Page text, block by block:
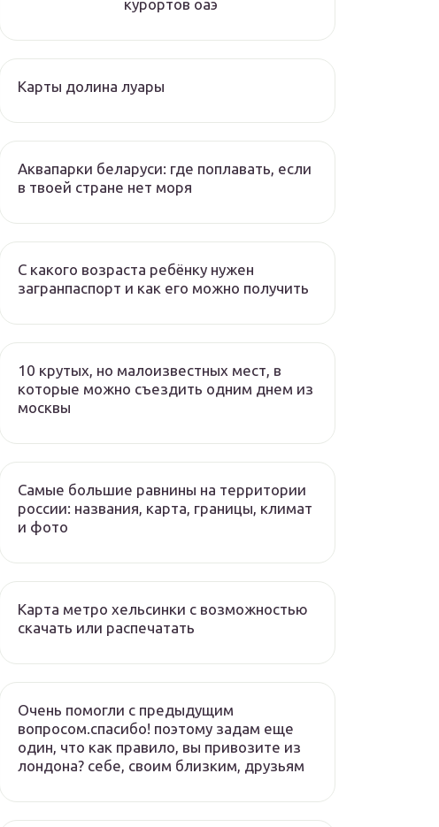
курортов оаэ
Карты долина луары
Аквапарки беларуси: где поплавать, если
в твоей стране нет моря
С какого возраста ребёнку нужен
загранпаспорт и как его можно получить
10 крутых, но малоизвестных мест, в
которые можно съездить одним днем из
москвы
Самые большие равнины на территории
россии: названия, карта, границы, климат
и фото
Карта метро хельсинки с возможностью
скачать или распечатать
Очень помогли с предыдущим
вопросом.спасибо! поэтому задам еще
один, что как правило, вы привозите из
лондона? себе, своим близким, друзьям